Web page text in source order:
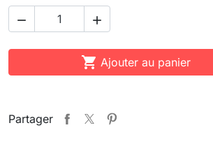
 
 Ajouter au panier
Partager